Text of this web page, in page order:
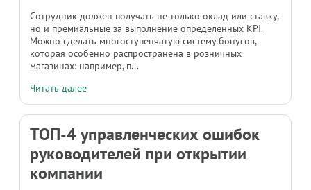
Сотрудник должен получать не только оклад или ставку,
но и премиальные за выполнение определенных KPI.
Можно сделать многоступенчатую систему бонусов,
которая особенно распространена в розничных
магазинах: например, п...
Читать далее
ТОП-4 управленческих ошибок
руководителей при открытии
компании